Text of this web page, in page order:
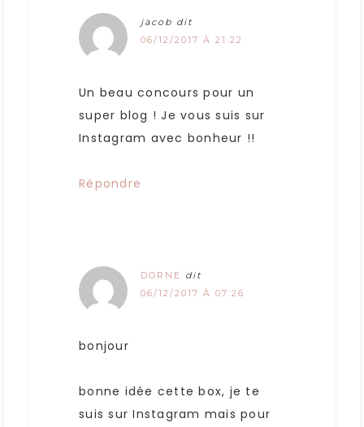
jacob dit
06/12/2017 À 21:22
Un beau concours pour un
super blog ! Je vous suis sur
Instagram avec bonheur !!
Répondre
DORNE dit
06/12/2017 À 07:26
bonjour
bonne idée cette box, je te
suis sur Instagram mais pour